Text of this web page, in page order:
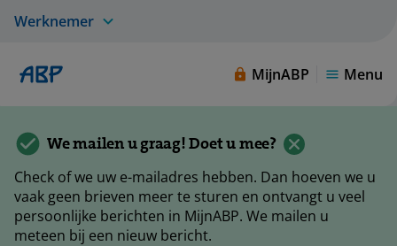
Werknemer
MijnABP Menu
We mailen u graag! Doet u mee?
Check of we uw e-mailadres hebben. Dan hoeven we u
vaak geen brieven meer te sturen en ontvangt u veel
persoonlijke berichten in MijnABP. We mailen u
meteen bij een nieuw bericht.